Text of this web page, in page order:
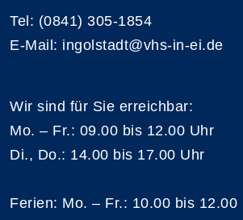
Tel: (0841) 305-1854
E-Mail: ingolstadt@vhs-in-ei.de
Wir sind für Sie erreichbar:
Mo. – Fr.: 09.00 bis 12.00 Uhr
Di., Do.: 14.00 bis 17.00 Uhr
Ferien: Mo. – Fr.: 10.00 bis 12.00